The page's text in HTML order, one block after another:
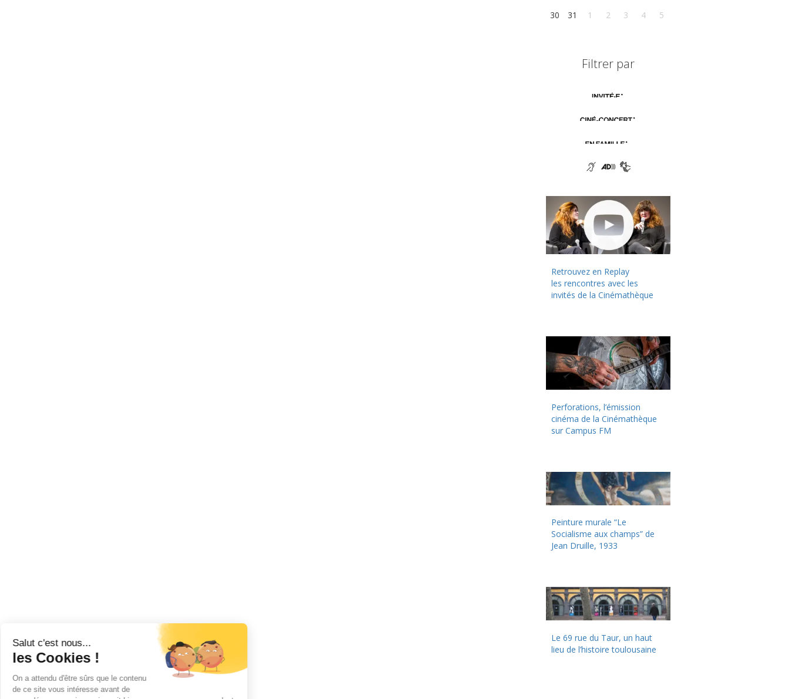
30
31 1 2 3 4 5
Filtrer par
Retrouvez en Replay
les rencontres avec les
invités de la Cinémathèque
Perforations, l’émission
cinéma de la Cinémathèque
sur Campus FM
Peinture murale “Le
Socialisme aux champs” de
Jean Druille, 1933
Le 69 rue du Taur, un haut
lieu de l’histoire toulousaine